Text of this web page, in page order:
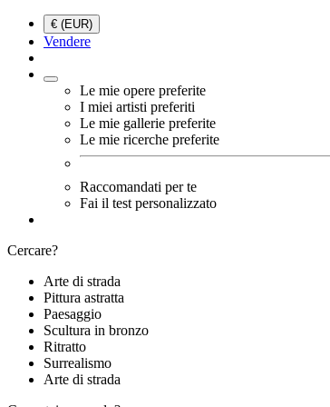
€ (EUR)
Vendere
Le mie opere preferite
I miei artisti preferiti
Le mie gallerie preferite
Le mie ricerche preferite
Raccomandati per te
Fai il test personalizzato
Cercare?
Arte di strada
Pittura astratta
Paesaggio
Scultura in bronzo
Ritratto
Surrealismo
Arte di strada